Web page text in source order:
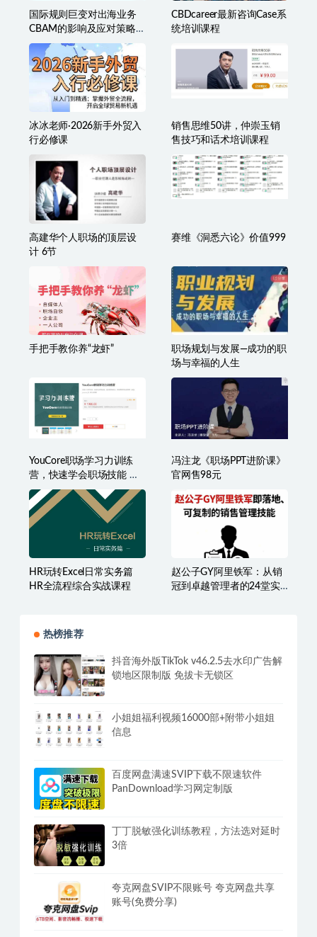
国际规则巨变对出海业务
CBAM的影响及应对策略-7
月2日
CBDcareer最新咨询Case系
统培训课程
冰冰老师·2026新手外贸入
行必修课
销售思维50讲，仲崇玉销
售技巧和话术培训课程
高建华个人职场的顶层设
计 6节
赛维《洞悉六论》价值999
手把手教你养“龙虾”
职场规划与发展—成功的职
场与幸福的人生
YouCore职场学习力训练
营，快速学会职场技能 价
值1980元
冯注龙《职场PPT进阶课》
官网售98元
HR玩转Excel日常实务篇
HR全流程综合实战课程
赵公子GY阿里铁军：从销
冠到卓越管理者的24堂实
热榜推荐
抖音海外版TikTok v46.2.5去水印广告解
锁地区限制版 免拔卡无锁区
小姐姐福利视频16000部+附带小姐姐
信息
百度网盘满速SVIP下载不限速软件
PanDownload学习网定制版
丁丁脱敏强化训练教程，方法选对延时
3倍
夸克网盘SVIP不限账号 夸克网盘共享
账号(免费分享)